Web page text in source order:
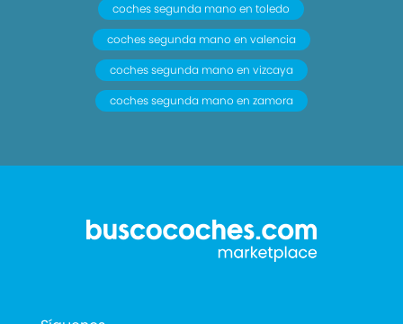
coches segunda mano en toledo
coches segunda mano en valencia
coches segunda mano en vizcaya
coches segunda mano en zamora